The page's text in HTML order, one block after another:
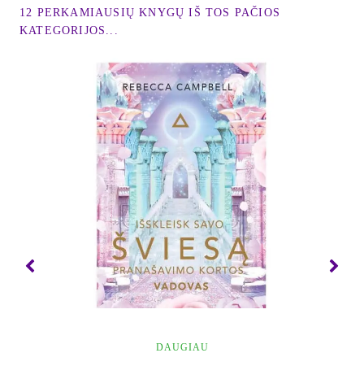
Į šią knygą sudėti autentiški jos pasakojimai apie
žmonių jausmus, kuriuos jie patiria gyvenimo
Bronnie aiškina mirštančiųjų jai persakytų
apgailestavimų svarbą ir kaip galime pozityviai
pritaikyti juos, kol dar turime laiko.
Knyga padės naujai permąstyti savo gyvenimą ir jo
prasmę, įkvėps gyventi laimingiau.
Taip pat rekomenduojama slaugos ir socialiniams
darbuotojams.
Autorės tinklaraštis: www.bronnieware.com
BRONNIE'S MUSIC ON YOU TUBE:
12 PERKAMIAUSIŲ KNYGŲ IŠ TOS PAČIOS
KATEGORIJOS...
DAUGIAU